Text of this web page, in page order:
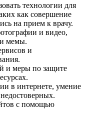
технологии для
как совершение
на прием к врачу.
и видео,
и мемы.
и
и меры по защите
в интернете, умение
с помощью